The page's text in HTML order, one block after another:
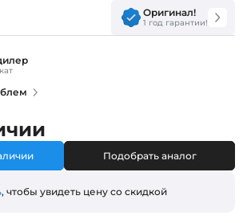
Оригинал!
1 год гарантии!
Подобрать аналог
, чтобы увидеть цену со скидкой